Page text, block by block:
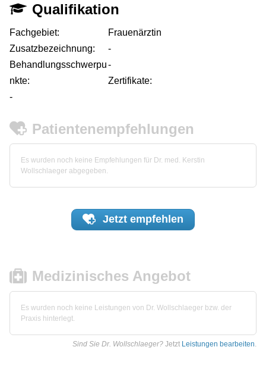
Qualifikation
Fachgebiet:
Frauenärztin
Zusatzbezeichnung:
-
Behandlungsschwerpu
nkte:
-
Zertifikate:
-
Patientenempfehlungen
Es wurden noch keine Empfehlungen für Dr. med. Kerstin
Wollschlaeger abgegeben.
Jetzt empfehlen
Medizinisches Angebot
Es wurden noch keine Leistungen von Dr. Wollschlaeger bzw. der
Praxis hinterlegt.
Sind Sie Dr. Wollschlaeger? Jetzt Leistungen bearbeiten.